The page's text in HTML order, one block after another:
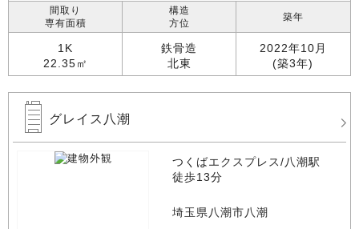
間取り
専有面積
1K
22.35㎡
構造
方位
鉄骨造
北東
築年
2022年10月
(築3年)
グレイス八潮
つくばエクスプレス/八潮駅
徒歩13分
埼玉県八潮市八潮